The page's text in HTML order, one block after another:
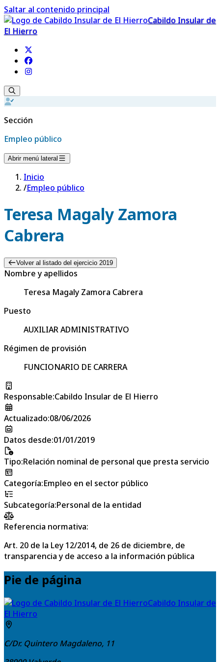
Saltar al contenido principal
Cabildo Insular de
El Hierro
Sección
Empleo público
Abrir menú lateral
Inicio
/Empleo público
Teresa Magaly Zamora
Cabrera
Volver al listado del ejercicio 2019
Nombre y apellidos
Teresa Magaly Zamora Cabrera
Puesto
AUXILIAR ADMINISTRATIVO
Régimen de provisión
FUNCIONARIO DE CARRERA
Responsable:Cabildo Insular de El Hierro
Actualizado:08/06/2026
Datos desde:01/01/2019
Tipo:Relación nominal de personal que presta servicio
Categoría:Empleo en el sector público
Subcategoría:Personal de la entidad
Referencia normativa:
Art. 20 de la Ley 12/2014, de 26 de diciembre, de
transparencia y de acceso a la información pública
Pie de página
Cabildo Insular de
El Hierro
C/Dr. Quintero Magdaleno, 11